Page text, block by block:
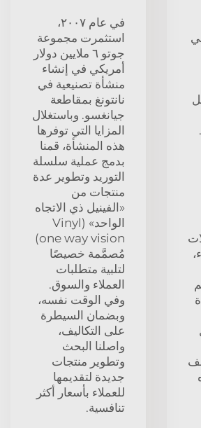
في عام ٢٠٠٧،
استثمرت مجموعة
جوتو ٦ ملايين دولار
أمريكي في إنشاء
منشأة تصنيعية في
نانتونغ بمقاطعة
جيانغسو. وباستغلال
المزايا التي توفرها
هذه المنشأة، قمنا
بدمج عملية سلسلة
التوريد وتطوير عدة
منتجات من
«الفينيل ذي الاتجاه
الواحد» (Vinyl
one way vision)
مُصمَّمة خصيصًا
لتلبية متطلبات
العملاء والسوق.
وفي الوقت نفسه،
وبضمان السيطرة
على التكاليف،
واصلنا البحث
وتطوير منتجات
جديدة لتقديمها
للعملاء بأسعار أكثر
تنافسية.